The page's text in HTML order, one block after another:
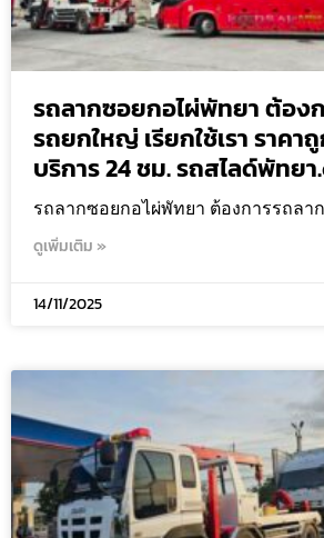
รถลากซอยกอไผ่พัทยา ต้อง
รถยกใหญ่ เรียกใช้เรา ราคา
บริการ 24 ชม. รถสไลด์พัทยา
รถลากซอยกอไผ่พัทยา ต้องการรถลา
ดูเพิ่มเติม »
14/11/2025